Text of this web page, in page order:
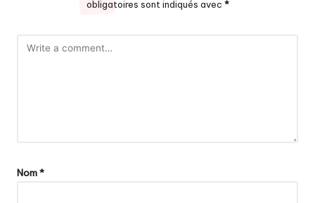
obligatoires sont indiqués avec *
Nom*